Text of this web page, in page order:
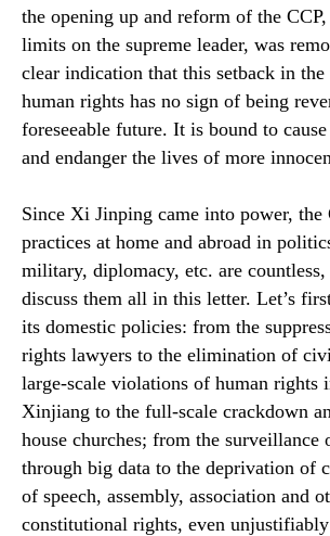
the opening up and reform of the
limits on the supreme leader, was
clear indication that this setback in
human rights has no sign of being
foreseeable future. It is bound to
and endanger the lives of more
Since Xi Jinping came into power, the
practices at home and abroad in
military, diplomacy, etc. are
discuss them all in this letter. Let’s
its domestic policies: from the
rights lawyers to the elimination of
large-scale violations of human rights
Xinjiang to the full-scale crackdown
house churches; from the surveillance
through big data to the deprivation of
of speech, assembly, association and
constitutional rights, even